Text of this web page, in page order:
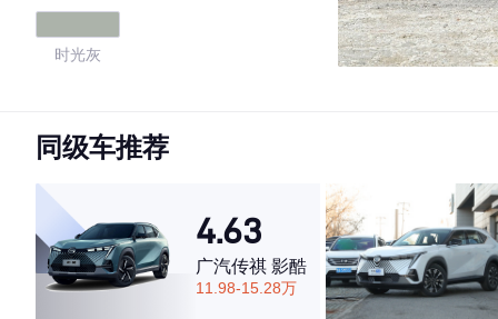
时光灰
4.62
·外观表现一般，低于77%同级车
·内饰表现较为优秀，优于54%同级车
·空间表现一般，低于64%同级车
同级车推荐
4.63
广汽传祺 影酷
11.98-15.28万